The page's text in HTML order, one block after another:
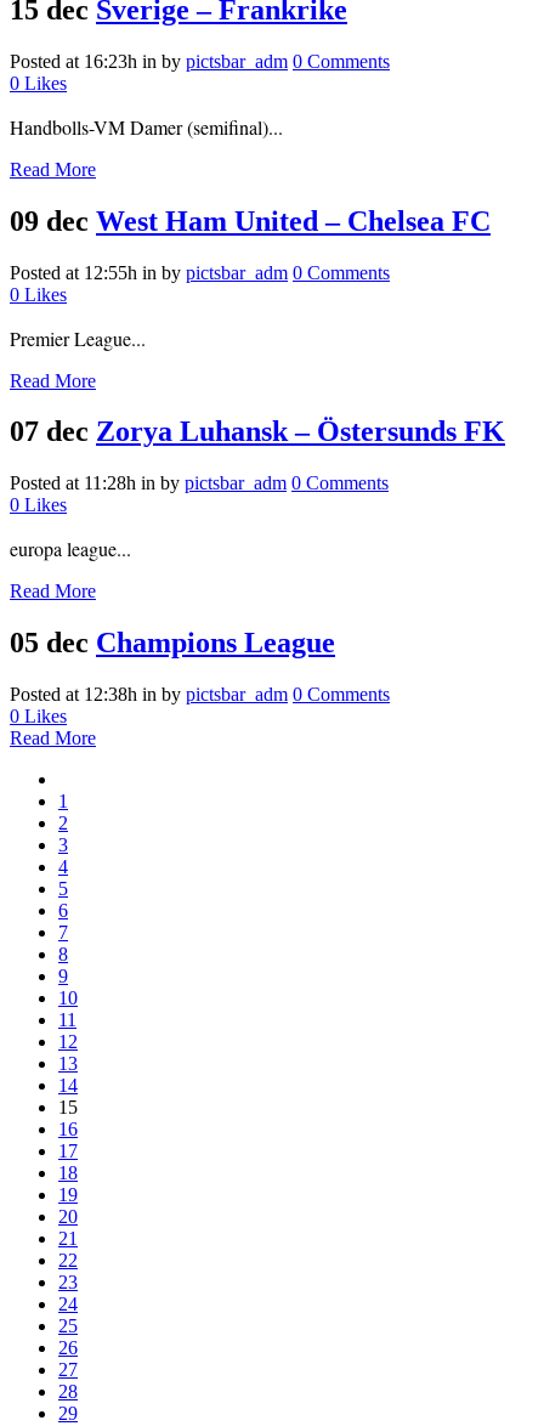
15 dec Sverige – Frankrike
Posted at 16:23h in by pictsbar_adm 0 Comments
0 Likes
Handbolls-VM Damer (semifinal)...
Read More
09 dec West Ham United – Chelsea FC
Posted at 12:55h in by pictsbar_adm 0 Comments
0 Likes
Premier League...
Read More
07 dec Zorya Luhansk – Östersunds FK
Posted at 11:28h in by pictsbar_adm 0 Comments
0 Likes
europa league...
Read More
05 dec Champions League
Posted at 12:38h in by pictsbar_adm 0 Comments
0 Likes
Read More
1
2
3
4
5
6
7
8
9
10
11
12
13
14
15
16
17
18
19
20
21
22
23
24
25
26
27
28
29